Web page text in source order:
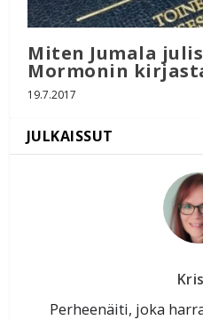
Miten Jumala
Mormonin
19.7.2017
Perheenäiti, joka